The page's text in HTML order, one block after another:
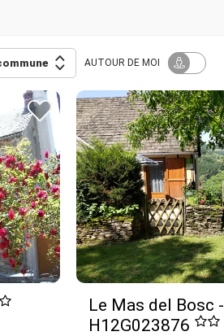
AUTOUR DE MOI
Le Mas del Bosc -
H12G023876